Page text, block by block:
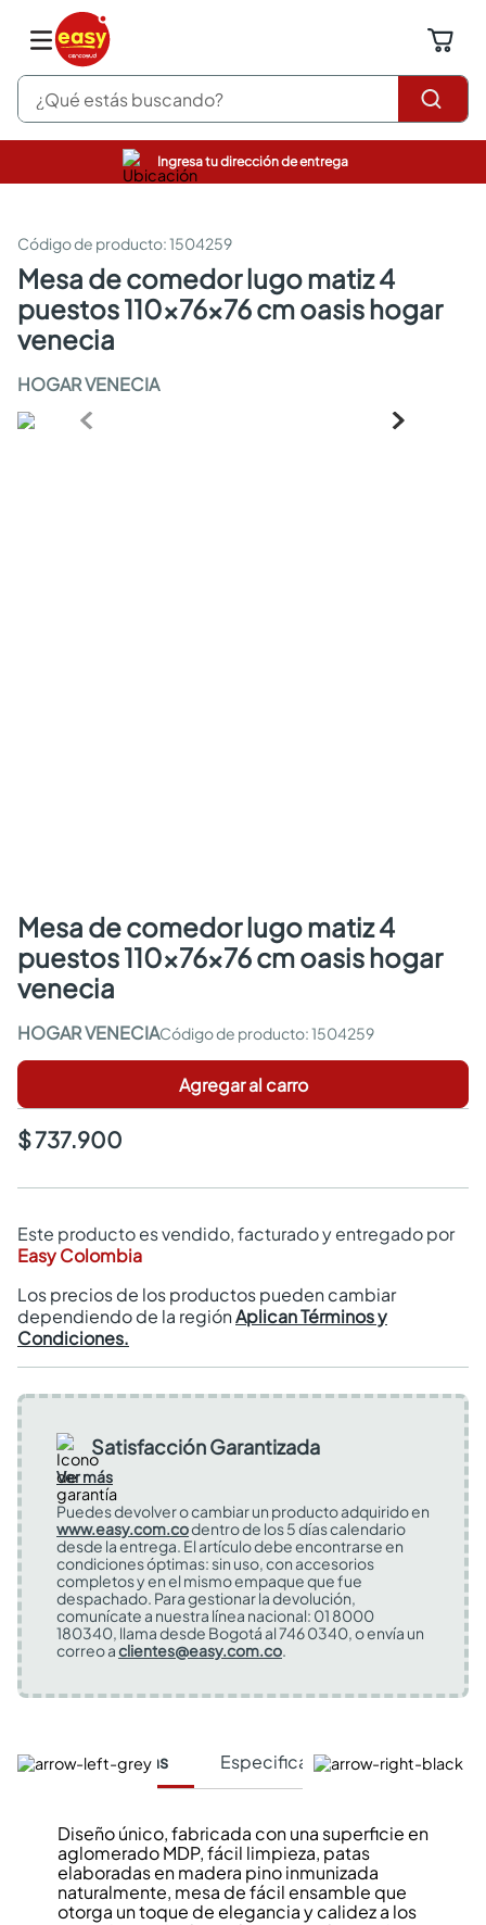
¿Qué estás buscando?
Ingresa tu dirección de entrega
:1504259
mesa de comedor lugo matiz 4
puestos 110x76x76 cm oasis hogar
venecia
HOGAR VENECIA
mesa de comedor lugo matiz 4
puestos 110x76x76 cm oasis hogar
venecia
HOGAR VENECIA :1504259
Agregar al carro
$ 737.900
Este producto es vendido, facturado y entregado por
Easy Colombia
Los precios de los productos pueden cambiar
dependiendo de la regiónAplican Términos y
Condiciones.
Satisfacción Garantizada
Ver más
Puedes devolver o cambiar un producto adquirido en
www.easy.com.codentro de los 5 días calendario
desde la entrega. El artículo debe encontrarse en
condiciones óptimas: sin uso, con accesorios
completos y en el mismo empaque que fue
despachado. Para gestionar la devolución,
comunícate a nuestra línea nacional: 01 8000
180340, llama desde Bogotá al 746 0340, o envía un
correo aclientes@easy.com.co.
Características Especificaciones Técnicas
Diseño único, fabricada con una superficie en
aglomerado MDP, fácil limpieza, patas
elaboradas en madera pino inmunizada
naturalmente, mesa de fácil ensamble que
otorga un toque de elegancia y calidez a los
pinturas
sanitarios
comedor
escritorio
pisos
armarios closet
comedores